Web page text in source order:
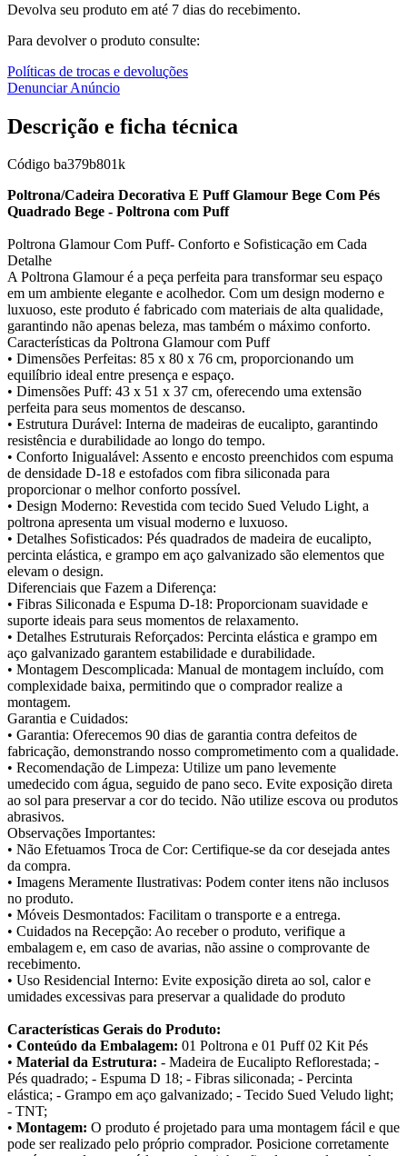
Devolva seu produto em até 7 dias do recebimento.
Para devolver o produto consulte:
Políticas de trocas e devoluções
Denunciar Anúncio
Descrição e ficha técnica
Código ba379b801k
Poltrona/Cadeira Decorativa E Puff Glamour Bege Com Pés
Quadrado Bege - Poltrona com Puff
Poltrona Glamour Com Puff- Conforto e Sofisticação em Cada
Detalhe
A Poltrona Glamour é a peça perfeita para transformar seu espaço
em um ambiente elegante e acolhedor. Com um design moderno e
luxuoso, este produto é fabricado com materiais de alta qualidade,
garantindo não apenas beleza, mas também o máximo conforto.
Características da Poltrona Glamour com Puff
• Dimensões Perfeitas: 85 x 80 x 76 cm, proporcionando um
equilíbrio ideal entre presença e espaço.
• Dimensões Puff: 43 x 51 x 37 cm, oferecendo uma extensão
perfeita para seus momentos de descanso.
• Estrutura Durável: Interna de madeiras de eucalipto, garantindo
resistência e durabilidade ao longo do tempo.
• Conforto Inigualável: Assento e encosto preenchidos com espuma
de densidade D-18 e estofados com fibra siliconada para
proporcionar o melhor conforto possível.
• Design Moderno: Revestida com tecido Sued Veludo Light, a
poltrona apresenta um visual moderno e luxuoso.
• Detalhes Sofisticados: Pés quadrados de madeira de eucalipto,
percinta elástica, e grampo em aço galvanizado são elementos que
elevam o design.
Diferenciais que Fazem a Diferença:
• Fibras Siliconada e Espuma D-18: Proporcionam suavidade e
suporte ideais para seus momentos de relaxamento.
• Detalhes Estruturais Reforçados: Percinta elástica e grampo em
aço galvanizado garantem estabilidade e durabilidade.
• Montagem Descomplicada: Manual de montagem incluído, com
complexidade baixa, permitindo que o comprador realize a
montagem.
Garantia e Cuidados:
• Garantia: Oferecemos 90 dias de garantia contra defeitos de
fabricação, demonstrando nosso comprometimento com a qualidade.
• Recomendação de Limpeza: Utilize um pano levemente
umedecido com água, seguido de pano seco. Evite exposição direta
ao sol para preservar a cor do tecido. Não utilize escova ou produtos
abrasivos.
Observações Importantes:
• Não Efetuamos Troca de Cor: Certifique-se da cor desejada antes
da compra.
• Imagens Meramente Ilustrativas: Podem conter itens não inclusos
no produto.
• Móveis Desmontados: Facilitam o transporte e a entrega.
• Cuidados na Recepção: Ao receber o produto, verifique a
embalagem e, em caso de avarias, não assine o comprovante de
recebimento.
• Uso Residencial Interno: Evite exposição direta ao sol, calor e
umidades excessivas para preservar a qualidade do produto
Características Gerais do Produto:
• Conteúdo da Embalagem: 01 Poltrona e 01 Puff 02 Kit Pés
• Material da Estrutura: - Madeira de Eucalipto Reflorestada; -
Pés quadrado; - Espuma D 18; - Fibras siliconada; - Percinta
elástica; - Grampo em aço galvanizado; - Tecido Sued Veludo light;
- TNT;
• Montagem: O produto é projetado para uma montagem fácil e que
pode ser realizado pelo próprio comprador. Posicione corretamente